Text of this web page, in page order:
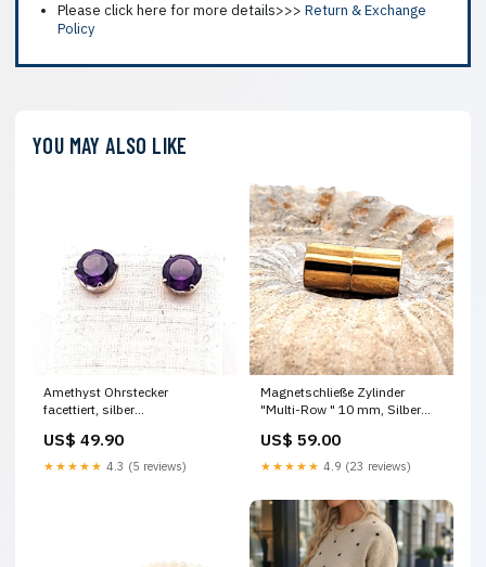
Please click here for more details>>> Return & Exchange
Policy
YOU MAY ALSO LIKE
Amethyst Ohrstecker
facettiert, silber
US$ 49.90
★★★★★ 4.3 (5 reviews)
Magnetschließe Zylinder
"Multi-Row " 10 mm, Silber
Ohrringe
US$ 59.00
★★★★★ 4.9 (23 reviews)